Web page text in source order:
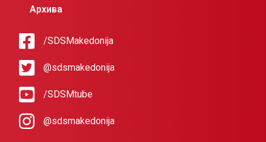
Архива
/SDSMakedonija
@sdsmakedonija
/SDSMtube
@sdsmakedonija